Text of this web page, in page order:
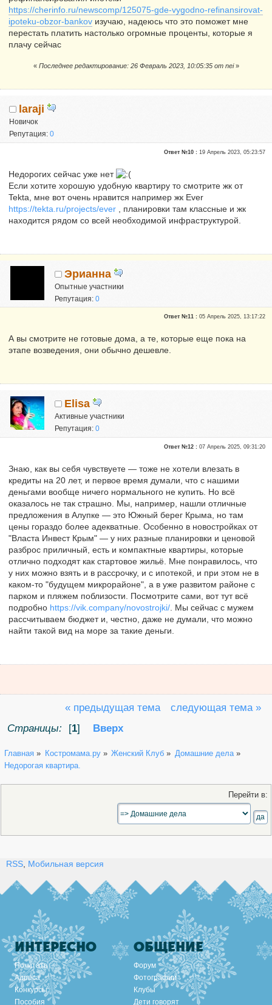
https://cherinfo.ru/newscomp/125075-gde-vygodno-refinansirovat-
ipoteku-obzor-bankov изучаю, надеюсь что это поможет мне
перестать платить настолько огромные проценты, которые я
плачу сейчас
« Последнее редактирование: 26 Февраль 2023, 10:05:35 от nei»
laraji
Новичок
Репутация:0
Ответ №10 :19 Апрель 2023, 05:23:57
Недорогих сейчас уже нет
Если хотите хорошую удобную квартиру то смотрите жк от
Tekta, мне вот очень нравится например жк Ever
https://tekta.ru/projects/ever , планировки там классные и жк
находится рядом со всей необходимой инфраструктурой.
Эрианна
Опытные участники
Репутация:0
Ответ №11 :05 Апрель 2025, 13:17:22
А вы смотрите не готовые дома, а те, которые еще пока на
этапе возведения, они обычно дешевле.
Elisa
Активные участники
Репутация:0
Ответ №12 :07 Апрель 2025, 09:31:20
Знаю, как вы себя чувствуете — тоже не хотели влезать в
кредиты на 20 лет, и первое время думали, что с нашими
деньгами вообще ничего нормального не купить. Но всё
оказалось не так страшно. Мы, например, нашли отличные
предложения в Алупке — это Южный берег Крыма, но там
цены гораздо более адекватные. Особенно в новостройках от
"Власта Инвест Крым" — у них разные планировки и ценовой
разброс приличный, есть и компактные квартиры, которые
отлично подходят как стартовое жильё. Мне понравилось, что
у них можно взять и в рассрочку, и с ипотекой, и при этом не в
каком-то "будущем микрорайоне", а в уже развитом районе с
парком и пляжем поблизости. Посмотрите сами, вот тут всё
подробно https://vik.company/novostrojki/ . Мы сейчас с мужем
рассчитываем бюджет и, честно, даже не думали, что можно
найти такой вид на море за такие деньги.
« предыдущая тема
следующая тема »
Страницы:
[1] Вверх
Главная » Костромама.ру» Женский Клуб » Домашние дела»
Недорогая квартира.
Перейти в:
RSS, Мобильная версия
ИНТЕРЕСНО
Почитать
Адреса
Конкурсы
Пособия
ОБЩЕНИЕ
Форум
Фотографии
Клубы
Дети говорят